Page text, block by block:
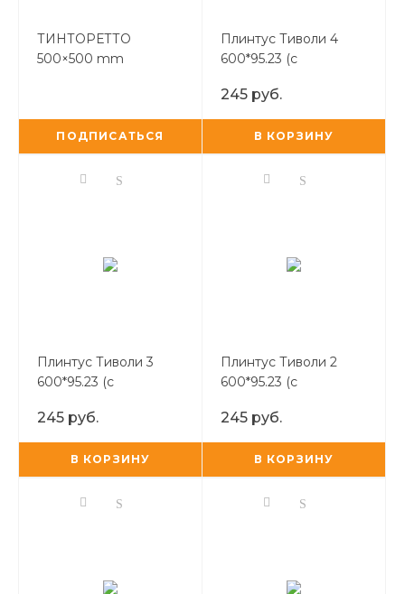
ТИНТОРЕТТО
500×500 mm
ПОДПИСАТЬСЯ
Плинтус Тиволи 4
600*95.23 (с
245 руб.
В КОРЗИНУ
Плинтус Тиволи 3
600*95.23 (с
245 руб.
В КОРЗИНУ
Плинтус Тиволи 2
600*95.23 (с
245 руб.
В КОРЗИНУ